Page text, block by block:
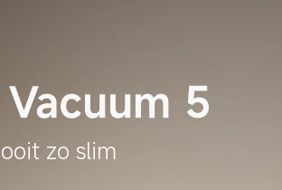
zo slim